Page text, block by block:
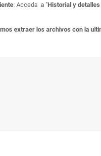
: Acceda a "Historial y detalles
extraer los archivos con la